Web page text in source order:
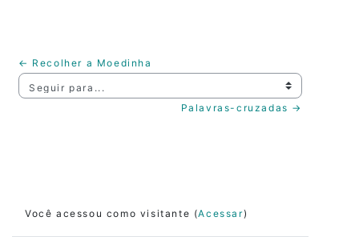
← Recolher a Moedinha
Seguir para...
Palavras-cruzadas →
Você acessou como visitante (Acessar)